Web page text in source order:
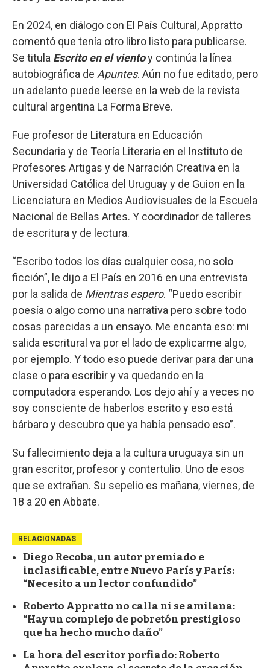
En 2024, en diálogo con El País Cultural, Appratto
comentó que tenía otro libro listo para publicarse.
Se titula Escrito en el vientoy continúa la línea
autobiográfica de Apuntes. Aún no fue editado, pero
un adelanto puede leerse en la web de la revista
cultural argentina La Forma Breve.
Fue profesor de Literatura en Educación
Secundaria y de Teoría Literaria en el Instituto de
Profesores Artigas y de Narración Creativa en la
Universidad Católica del Uruguay y de Guion en la
Licenciatura en Medios Audiovisuales de la Escuela
Nacional de Bellas Artes. Y coordinador de talleres
de escritura y de lectura.
“Escribo todos los días cualquier cosa, no solo
ficción”, le dijo a El País en 2016 en una entrevista
por la salida de Mientras espero. “Puedo escribir
poesía o algo como una narrativa pero sobre todo
cosas parecidas a un ensayo. Me encanta eso: mi
salida escritural va por el lado de explicarme algo,
por ejemplo. Y todo eso puede derivar para dar una
clase o para escribir y va quedando en la
computadora esperando. Los dejo ahí y a veces no
soy consciente de haberlos escrito y eso está
bárbaro y descubro que ya había pensado eso”.
Su fallecimiento deja a la cultura uruguaya sin un
gran escritor, profesor y contertulio. Uno de esos
que se extrañan. Su sepelio es mañana, viernes, de
18 a 20 en Abbate.
RELACIONADAS
Diego Recoba, un autor premiado e
inclasificable, entre Nuevo París y París:
“Necesito a un lector confundido”
Roberto Appratto no calla ni se amilana:
“Hay un complejo de pobretón prestigioso
que ha hecho mucho daño”
La hora del escritor porfiado: Roberto